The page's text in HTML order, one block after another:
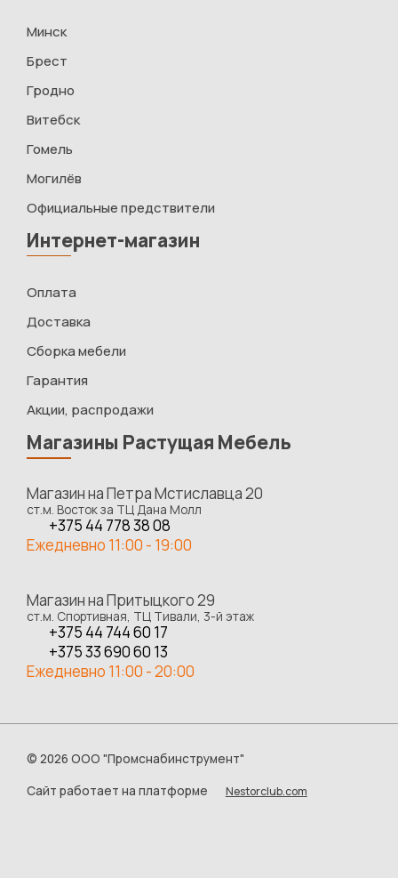
Минск
Брест
Гродно
Витебск
Гомель
Могилёв
Официальные предствители
Интернет-магазин
Оплата
Доставка
Сборка мебели
Гарантия
Акции, распродажи
Магазины Растущая Мебель
Магазин на Петра Мстиславца 20
ст.м. Восток за ТЦ Дана Молл
+375 44 778 38 08
Ежедневно 11:00 - 19:00
Магазин на Притыцкого 29
ст.м. Спортивная, ТЦ Тивали, 3-й этаж
+375 44 744 60 17
+375 33 690 60 13
Ежедневно 11:00 - 20:00
© 2026 ООО "Промснабинструмент"
Сайт работает на платформе
Nestorclub.com